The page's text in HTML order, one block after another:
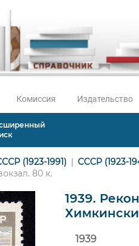
Комиссия Издательство
(1923-1991) СССР (1923-
80 к.
1939.
1939